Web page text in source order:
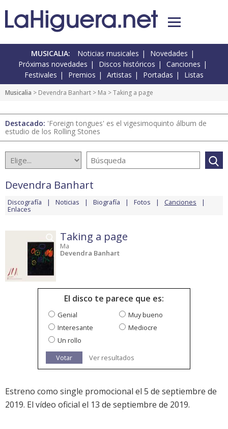
MUSICALIA: Noticias musicales
Novedades
Próximas novedades
Discos históricos
Canciones
Festivales
Premios Artistas Portadas Listas
Musicalia > Devendra Banhart > Ma > Taking a page
Destacado: 'Foreign tongues' es el vigesimoquinto álbum de
estudio de los Rolling Stones
Devendra Banhart
Discografía Noticias Biografía Fotos Canciones
Enlaces
Taking a page
Ma
Devendra Banhart
El disco te parece que es:
Genial
Muy bueno
Interesante
Mediocre
Un rollo
Votar
Ver resultados
Estreno como single promocional el 5 de septiembre de
2019. El vídeo oficial el 13 de septiembre de 2019.